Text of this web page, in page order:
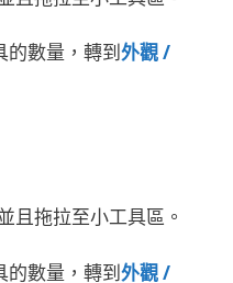
的數量，轉到外觀 /
且拖拉至小工具區。
的數量，轉到外觀 /